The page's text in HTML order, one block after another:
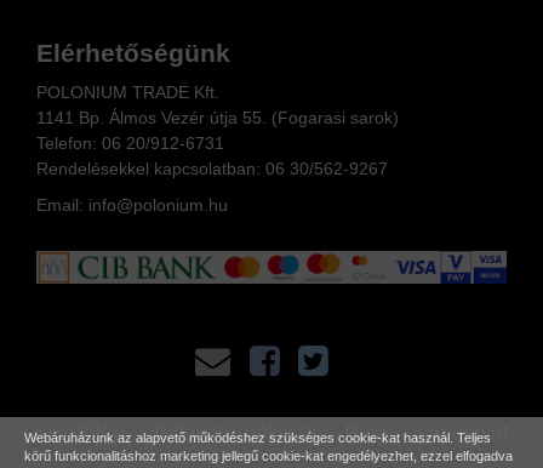
Webáruházunk az alapvető működéshez szükséges cookie-kat használ. Teljes
körű funkcionalitáshoz marketing jellegű cookie-kat engedélyezhet, ezzel elfogadva
Elérhetőségünk
POLONIUM TRADE Kft.
1141 Bp. Álmos Vezér útja 55. (Fogarasi sarok)
Telefon: 06 20/912-6731
Rendelésekkel kapcsolatban: 06 30/562-9267
Email: info@polonium.hu
Kezdőlap Teljes terméklista Blog
Kapcsolat